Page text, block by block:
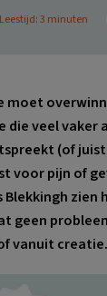
Leestijd: 3 minuten
veel vaker
(of
voor pijn of
geen
vanuit creatie.